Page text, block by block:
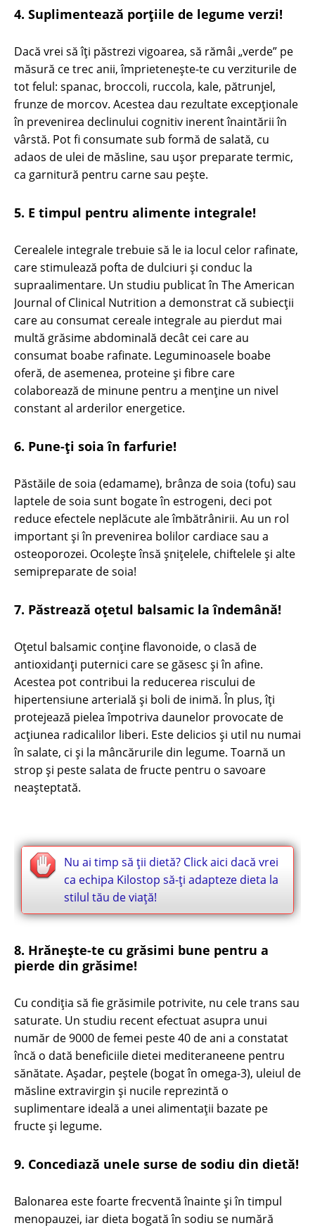
4. Suplimentează porțiile de legume verzi!
Dacă vrei să îți păstrezi vigoarea, să rămâi „verde” pe
măsură ce trec anii, împrietenește-te cu verziturile de
tot felul: spanac, broccoli, ruccola, kale, pătrunjel,
frunze de morcov. Acestea dau rezultate excepționale
în prevenirea declinului cognitiv inerent înaintării în
vârstă. Pot fi consumate sub formă de salată, cu
adaos de ulei de măsline, sau ușor preparate termic,
ca garnitură pentru carne sau pește.
5. E timpul pentru alimente integrale!
Cerealele integrale trebuie să le ia locul celor rafinate,
care stimulează pofta de dulciuri și conduc la
supraalimentare. Un studiu publicat în The American
Journal of Clinical Nutrition a demonstrat că subiecții
care au consumat cereale integrale au pierdut mai
multă grăsime abdominală decât cei care au
consumat boabe rafinate. Leguminoasele boabe
oferă, de asemenea, proteine ​​și fibre care
colaborează de minune pentru a menține un nivel
constant al arderilor energetice.
6. Pune-ți soia în farfurie!
Păstăile de soia (edamame), brânza de soia (tofu) sau
laptele de soia sunt bogate în estrogeni, deci pot
reduce efectele neplăcute ale îmbătrânirii. Au un rol
important și în prevenirea bolilor cardiace sau a
osteoporozei. Ocolește însă șnițelele, chiftelele și alte
semipreparate de soia!
7. Păstrează oțetul balsamic la îndemână!
Oțetul balsamic conține flavonoide, o clasă de
antioxidanți puternici care se găsesc și în afine.
Acestea pot contribui la reducerea riscului de
hipertensiune arterială și boli de inimă. În plus, îți
protejează pielea împotriva daunelor provocate de
acțiunea radicalilor liberi. Este delicios și util nu numai
în salate, ci și la mâncărurile din legume. Toarnă un
strop și peste salata de fructe pentru o savoare
neașteptată.
Nu ai timp să ții dietă? Click aici dacă vrei
ca echipa Kilostop să-ți adapteze dieta la
stilul tău de viață!
8. Hrănește-te cu grăsimi bune pentru a
pierde din grăsime!
Cu condiția să fie grăsimile potrivite, nu cele trans sau
saturate. Un studiu recent efectuat asupra unui
număr de 9000 de femei peste 40 de ani a constatat
încă o dată beneficiile dietei mediteraneene pentru
sănătate. Așadar, peștele (bogat în omega-3), uleiul de
măsline extravirgin și nucile reprezintă o
suplimentare ideală a unei alimentații bazate pe
fructe și legume.
9. Concediază unele surse de sodiu din dietă!
Balonarea este foarte frecventă înainte și în timpul
menopauzei, iar dieta bogată în sodiu se numără